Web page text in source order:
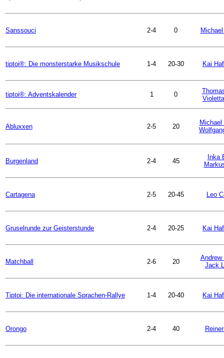
Sanssouci 2-4 0
tiptoi®: Die monsterstarke Musikschule 1-4 20-30 Kai
tiptoi®: Adventskalender 1 0
Abluxxen 2-5 20
Burgenland 2-4 45
Inka
Cartagena 2-5 20-45 Leo
Gruselrunde zur Geisterstunde 2-4 20-25 Kai
Matchball 2-6 20
Andrew
Jack
Tiptoi: Die internationale Sprachen-Rallye 1-4 20-40 Kai
Orongo 2-4 40